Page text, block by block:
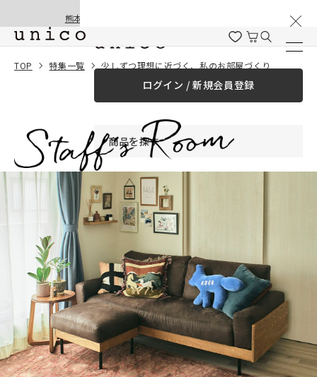
熊本地震の影響による配送遅延と停止について
ログイン / 新規会員登録
商品を探す
商品カテゴリー一覧
家具
カーテン
ラグ
ファブリック雑貨
インテリア雑貨・その他
TOP 特集一覧 少しずつ理想に近づく、私のお部屋づくり